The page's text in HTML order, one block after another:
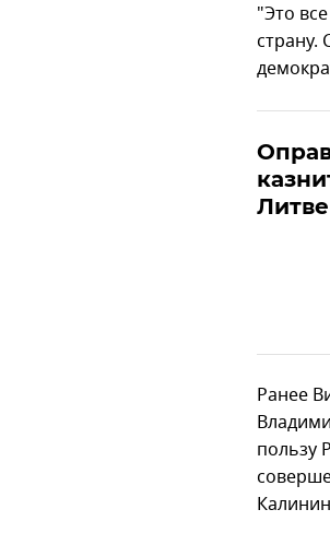
"Это
страну.
Ранее
пользу